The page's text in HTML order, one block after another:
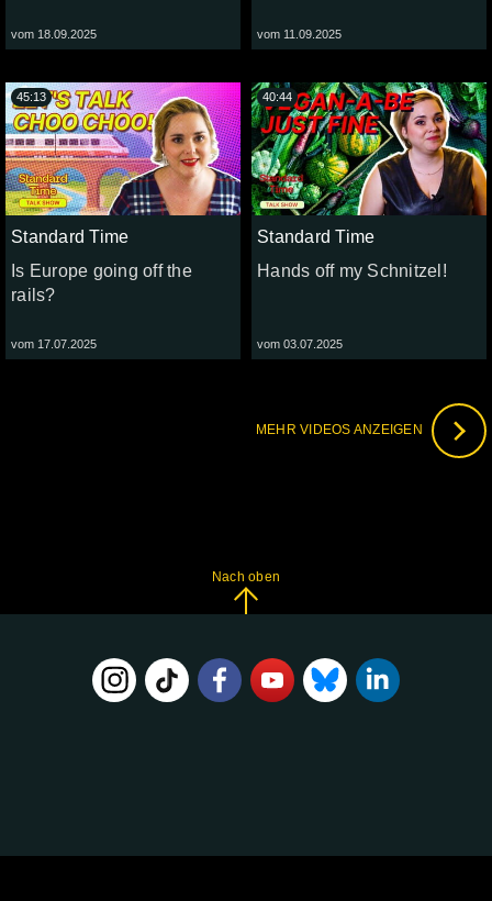
vom 18.09.2025 vom 11.09.2025
Standard Time
Is Europe going off the
rails?
vom 17.07.2025
45:13
Standard Time
Hands off my Schnitzel!
vom 03.07.2025
40:44
MEHR VIDEOS ANZEIGEN
Nach oben